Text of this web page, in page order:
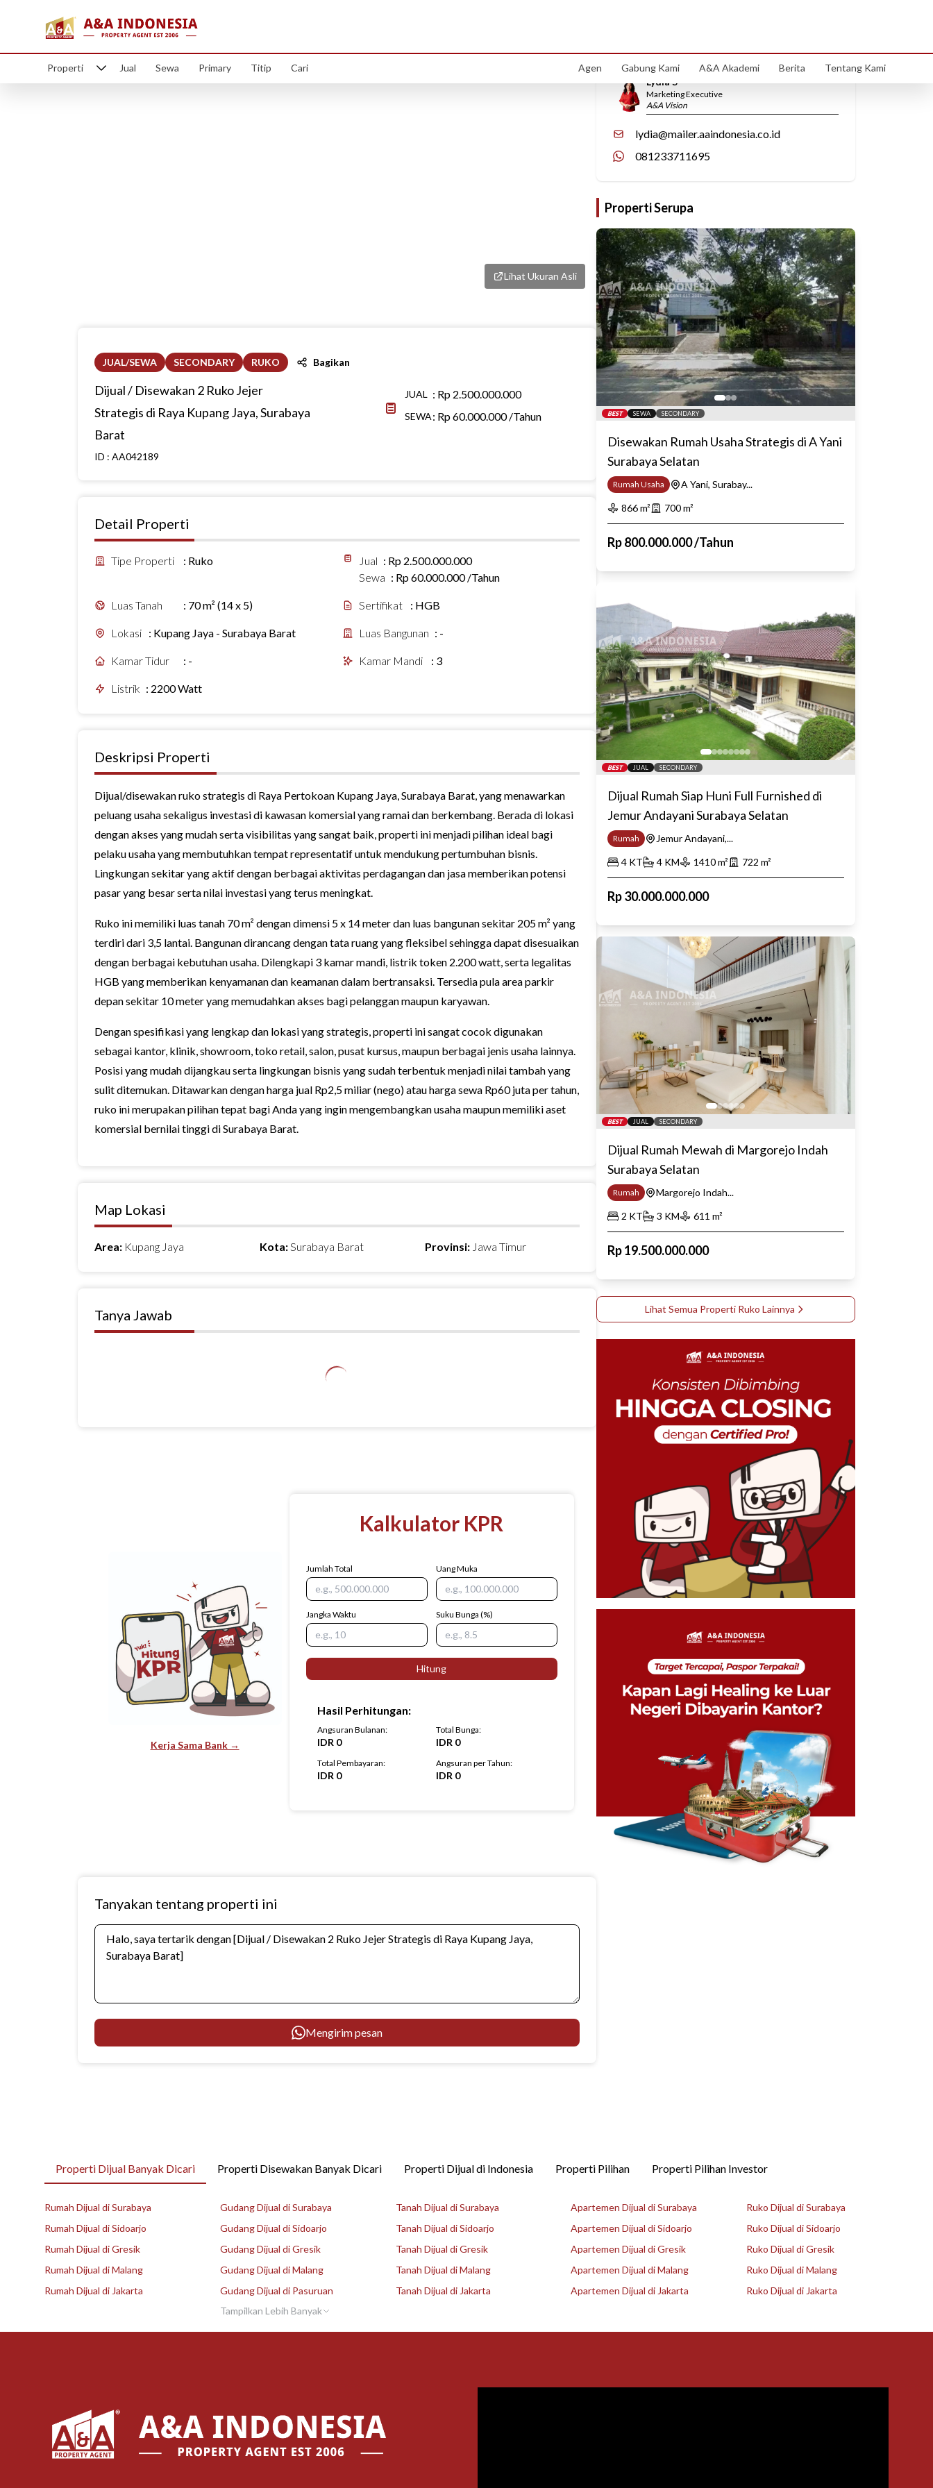
Properti Jual Sewa Primary Titip Cari Agen Gabung Kami A&A Akademi Berita Tentang Kami
Lihat Ukuran Asli
JUAL/SEWA SECONDARY RUKO Bagikan
Dijual / Disewakan 2 Ruko Jejer
Strategis di Raya Kupang Jaya, Surabaya
Barat
JUAL : Rp 2.500.000.000
SEWA: Rp 60.000.000 /Tahun
ID : AA042189
Tanyakan tentang properti ini
Mengirim pesan
Kerja Sama Bank →
Kalkulator KPR
Jumlah Total Uang Muka
Jangka Waktu Suku Bunga (%)
Hitung
Hasil Perhitungan:
Angsuran Bulanan:
IDR 0
Total Bunga:
IDR 0
Total Pembayaran:
IDR 0
Angsuran per Tahun:
IDR 0
Detail Properti
Tipe Properti : Ruko Jual : Rp 2.500.000.000
Sewa : Rp 60.000.000 /Tahun
Luas Tanah : 70 m² (14 x 5) Sertifikat : HGB
Lokasi : Kupang Jaya - Surabaya Barat Luas Bangunan : -
Kamar Tidur : - Kamar Mandi : 3
Listrik : 2200 Watt
Deskripsi Properti
Dijual/disewakan ruko strategis di Raya Pertokoan Kupang Jaya, Surabaya Barat, yang menawarkan
peluang usaha sekaligus investasi di kawasan komersial yang ramai dan berkembang. Berada di lokasi
dengan akses yang mudah serta visibilitas yang sangat baik, properti ini menjadi pilihan ideal bagi
pelaku usaha yang membutuhkan tempat representatif untuk mendukung pertumbuhan bisnis.
Lingkungan sekitar yang aktif dengan berbagai aktivitas perdagangan dan jasa memberikan potensi
pasar yang besar serta nilai investasi yang terus meningkat.
Ruko ini memiliki luas tanah 70 m² dengan dimensi 5 x 14 meter dan luas bangunan sekitar 205 m² yang
terdiri dari 3,5 lantai. Bangunan dirancang dengan tata ruang yang fleksibel sehingga dapat disesuaikan
dengan berbagai kebutuhan usaha. Dilengkapi 3 kamar mandi, listrik token 2.200 watt, serta legalitas
HGB yang memberikan kenyamanan dan keamanan dalam bertransaksi. Tersedia pula area parkir
depan sekitar 10 meter yang memudahkan akses bagi pelanggan maupun karyawan.
Dengan spesifikasi yang lengkap dan lokasi yang strategis, properti ini sangat cocok digunakan
sebagai kantor, klinik, showroom, toko retail, salon, pusat kursus, maupun berbagai jenis usaha lainnya.
Posisi yang mudah dijangkau serta lingkungan bisnis yang sudah terbentuk menjadi nilai tambah yang
sulit ditemukan. Ditawarkan dengan harga jual Rp2,5 miliar (nego) atau harga sewa Rp60 juta per tahun,
ruko ini merupakan pilihan tepat bagi Anda yang ingin mengembangkan usaha maupun memiliki aset
komersial bernilai tinggi di Surabaya Barat.
Map Lokasi
Area: Kupang Jaya Kota:Surabaya Barat Provinsi: Jawa Timur
Tanya Jawab
Hubungi Kami
Lydia S
Marketing Executive
A&A Vision
lydia@mailer.aaindonesia.co.id
081233711695
Properti Serupa
BEST SEWA SECONDARY
Disewakan Rumah Usaha Strategis di A Yani
Surabaya Selatan
Rumah Usaha
A Yani, Surabay...
866m² 700m²
Rp800.000.000/Tahun
BEST JUAL SECONDARY
Dijual Rumah Siap Huni Full Furnished di
Jemur Andayani Surabaya Selatan
Rumah
Jemur Andayani,...
4KT 4KM 1410m² 722 m²
Rp30.000.000.000
BEST JUAL SECONDARY
Dijual Rumah Mewah di Margorejo Indah
Surabaya Selatan
Rumah
Margorejo Indah...
2 KT 3 KM 611 m²
Rp19.500.000.000
Lihat Semua Properti Ruko Lainnya
Properti Dijual Banyak Dicari Properti Disewakan Banyak Dicari Properti Dijual di Indonesia Properti Pilihan Properti Pilihan Investor
Rumah Dijual di Surabaya
Rumah Dijual di Sidoarjo
Rumah Dijual di Gresik
Rumah Dijual di Malang
Rumah Dijual di Jakarta
Gudang Dijual di Surabaya
Gudang Dijual di Sidoarjo
Gudang Dijual di Gresik
Gudang Dijual di Malang
Gudang Dijual di Pasuruan
Tampilkan Lebih Banyak
Tanah Dijual di Surabaya
Tanah Dijual di Sidoarjo
Tanah Dijual di Gresik
Tanah Dijual di Malang
Tanah Dijual di Jakarta
Apartemen Dijual di Surabaya
Apartemen Dijual di Sidoarjo
Apartemen Dijual di Gresik
Apartemen Dijual di Malang
Apartemen Dijual di Jakarta
Ruko Dijual di Surabaya
Ruko Dijual di Sidoarjo
Ruko Dijual di Gresik
Ruko Dijual di Malang
Ruko Dijual di Jakarta